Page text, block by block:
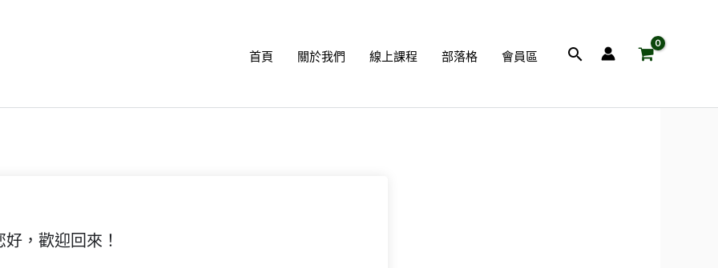
首頁 關於我們 線上課程 部落格 會員區
搜
好，歡迎回來！